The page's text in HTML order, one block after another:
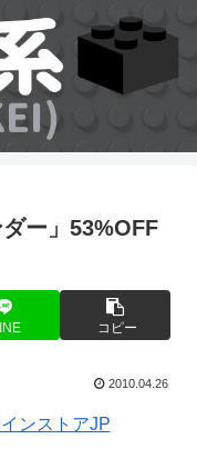
ー」53%OFF
コピー
2010.04.26